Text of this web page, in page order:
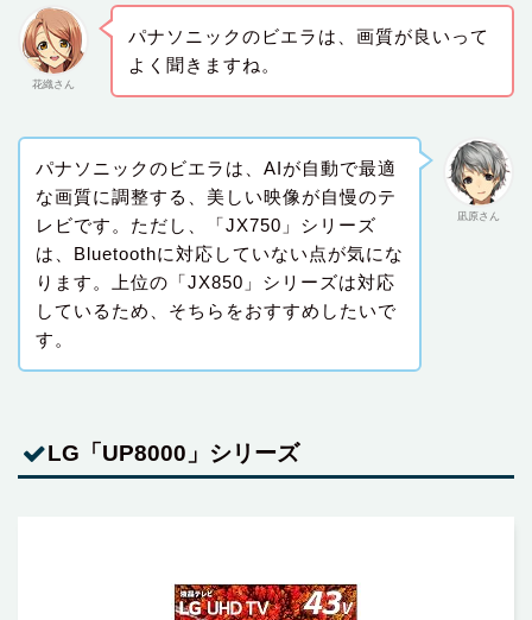
花織さん
パナソニックのビエラは、画質が良いって
よく聞きますね。
凪原さん
パナソニックのビエラは、AIが自動で最適
な画質に調整する、美しい映像が自慢のテ
レビです。ただし、「JX750」シリーズ
は、Bluetoothに対応していない点が気にな
ります。上位の「JX850」シリーズは対応
しているため、そちらをおすすめしたいで
す。
LG「UP8000」シリーズ